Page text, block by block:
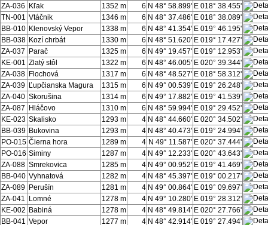
ZA-036
Kľak 1352 m 6 N 48° 58.899' E 018° 38.455'
TN-001 Vtáčnik 1346 m 6 N 48° 37.486' E 018° 38.089'
BB-010 Klenovský Vepor 1338 m 6 N 48° 41.354' E 019° 46.195'
BB-038 Kozí chrbát 1330 m 6 N 48° 51.620' E 019° 17.427'
ZA-037
Parač 1325 m 6 N 49° 19.457' E 019° 12.953'
KE-001 Zlatý stôl 1322 m 6 N 48° 46.005' E 020° 39.344'
ZA-038 Flochová 1317 m 6 N 48° 48.527' E 018° 58.312'
ZA-039 Ľupčianska Magura 1315 m 6 N 49° 00.539' E 019° 26.248'
ZA-040 Skorušina 1314 m 6 N 49° 17.882' E 019° 41.539'
ZA-087
Hláčovo 1310 m 6 N 48° 59.994' E 019° 29.452'
KE-023 Skalisko 1293 m 4 N 48° 44.660' E 020° 34.502'
BB-039 Bukovina 1293 m 4 N 48° 40.473' E 019° 24.994'
PO-015 Čierna hora 1289 m 4 N 49° 11.587' E 020° 37.444'
PO-016 Siminy 1287 m 4 N 49° 12.233' E 020° 43.643'
ZA-088 Smrekovica 1285 m 4 N 49° 00.952' E 019° 41.469'
BB-040 Vyhnatová 1282 m 4 N 48° 45.397' E 019° 00.217'
ZA-089 Perušín 1281 m 4 N 49° 00.864' E 019° 09.697'
ZA-041
Lomné 1278 m 4 N 49° 10.280' E 019° 28.312'
KE-002 Babiná 1278 m 4 N 48° 49.814' E 020° 27.766'
BB-041 Vepor 1277 m 4 N 48° 42.914' E 019° 27.494'